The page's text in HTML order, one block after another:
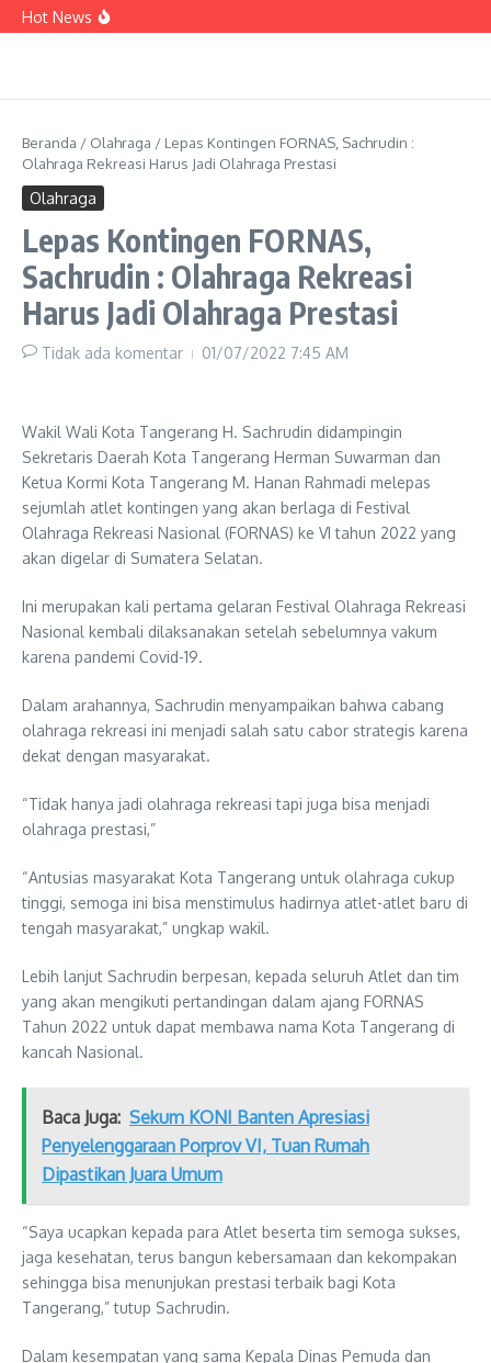
Lewati ke konten
Hot News
Beranda / Olahraga / Lepas Kontingen FORNAS, Sachrudin :
Olahraga Rekreasi Harus Jadi Olahraga Prestasi
Olahraga
Lepas Kontingen FORNAS,
Sachrudin : Olahraga Rekreasi
Harus Jadi Olahraga Prestasi
Tidak ada komentar 01/07/2022 7:45 AM
Wakil Wali Kota Tangerang H. Sachrudin didampingin
Sekretaris Daerah Kota Tangerang Herman Suwarman dan
Ketua Kormi Kota Tangerang M. Hanan Rahmadi melepas
sejumlah atlet kontingen yang akan berlaga di Festival
Olahraga Rekreasi Nasional (FORNAS) ke VI tahun 2022 yang
akan digelar di Sumatera Selatan.
Ini merupakan kali pertama gelaran Festival Olahraga Rekreasi
Nasional kembali dilaksanakan setelah sebelumnya vakum
karena pandemi Covid-19.
Dalam arahannya, Sachrudin menyampaikan bahwa cabang
olahraga rekreasi ini menjadi salah satu cabor strategis karena
dekat dengan masyarakat.
“Tidak hanya jadi olahraga rekreasi tapi juga bisa menjadi
olahraga prestasi,”
“Antusias masyarakat Kota Tangerang untuk olahraga cukup
tinggi, semoga ini bisa menstimulus hadirnya atlet-atlet baru di
tengah masyarakat,” ungkap wakil.
Lebih lanjut Sachrudin berpesan, kepada seluruh Atlet dan tim
yang akan mengikuti pertandingan dalam ajang FORNAS
Tahun 2022 untuk dapat membawa nama Kota Tangerang di
kancah Nasional.
Baca Juga: Sekum KONI Banten Apresiasi
Penyelenggaraan Porprov VI, Tuan Rumah
Dipastikan Juara Umum
“Saya ucapkan kepada para Atlet beserta tim semoga sukses,
jaga kesehatan, terus bangun kebersamaan dan kekompakan
sehingga bisa menunjukan prestasi terbaik bagi Kota
Tangerang,” tutup Sachrudin.
Dalam kesempatan yang sama Kepala Dinas Pemuda dan